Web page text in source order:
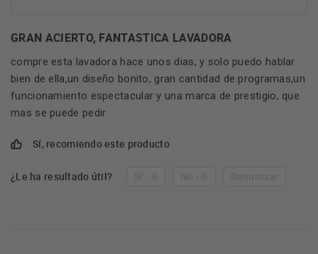
GRAN ACIERTO, FANTASTICA LAVADORA
compre esta lavadora hace unos dias, y solo puedo hablar
bien de ella,un diseño bonito, gran cantidad de programas,un
funcionamiento espectacular y una marca de prestigio, que
mas se puede pedir
Sí, recomiendo este producto
¿Le ha resultado útil?